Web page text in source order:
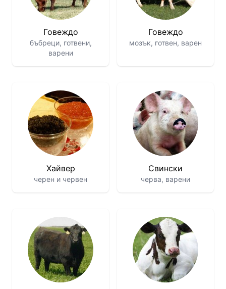
Говеждо
бъбреци, готвени,
варени
Говеждо
мозък, готвен, варен
Хайвер
черен и червен
Свински
черва, варени